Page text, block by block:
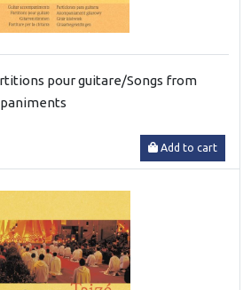
pour guitare/Songs from
Add to cart